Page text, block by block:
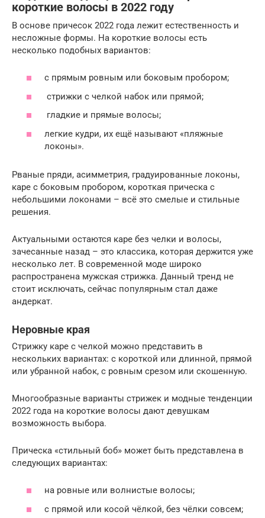
короткие волосы в 2022 году
В основе причесок 2022 года лежит естественность и
несложные формы. На короткие волосы есть
несколько подобных вариантов:
с прямым ровным или боковым пробором;
стрижки с челкой набок или прямой;
гладкие и прямые волосы;
легкие кудри, их ещё называют «пляжные
локоны».
Рваные пряди, асимметрия, градуированные локоны,
каре с боковым пробором, короткая прическа с
небольшими локонами – всё это смелые и стильные
решения.
Актуальными остаются каре без челки и волосы,
зачесанные назад – это классика, которая держится уже
несколько лет. В современной моде широко
распространена мужская стрижка. Данный тренд не
стоит исключать, сейчас популярным стал даже
андеркат.
Неровные края
Стрижку каре с челкой можно представить в
нескольких вариантах: с короткой или длинной, прямой
или убранной набок, с ровным срезом или скошенную.
Многообразные варианты стрижек и модные тенденции
2022 года на короткие волосы дают девушкам
возможность выбора.
Прическа «стильный боб» может быть представлена в
следующих вариантах:
на ровные или волнистые волосы;
с прямой или косой чёлкой, без чёлки совсем;